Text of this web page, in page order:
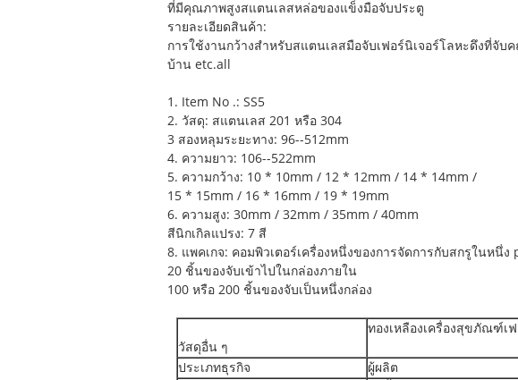
ที่มีคุณภาพสูงสแตนเลสหล่อของแข็งมือจับประตู
รายละเอียดสินค้า:
การใช้งานกว้างสำหรับสแตนเลสมือจับเฟอร์นิเจอร์โลหะดึงที่
บ้าน etc.all
1. Item No .: SS5
2. วัสดุ: สแตนเลส 201 หรือ 304
3 สองหลุมระยะทาง: 96--512mm
4. ความยาว: 106--522mm
5. ความกว้าง: 10 * 10mm / 12 * 12mm / 14 * 14mm /
15 * 15mm / 16 * 16mm / 19 * 19mm
6. ความสูง: 30mm / 32mm / 35mm / 40mm
สีนิกเกิลแปรง: 7 สี
8. แพคเกจ: คอมพิวเตอร์เครื่องหนึ่งของการจัดการกับสกรูในหนึ่ง
20 ชิ้นของจับเข้าไปในกล่องภายใน
100 หรือ 200 ชิ้นของจับเป็นหนึ่งกล่อง
วัสดุอื่น ๆ
ทองเหลืองเครื่องสุขภัณฑ์เ
ประเภทธุรกิจ
ผู้ผลิต